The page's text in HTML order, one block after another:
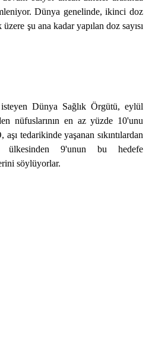
Dünya genelinde, ikinci doz
şu ana kadar yapılan doz sayısı
Dünya Sağlık Örgütü, eylül
nüfuslarının en az yüzde 10'unu
aşı tedarikinde yaşanan sıkıntılardan
9'unun bu hedefe
söylüyorlar.